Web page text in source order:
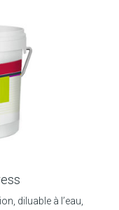
diluable à l’eau,